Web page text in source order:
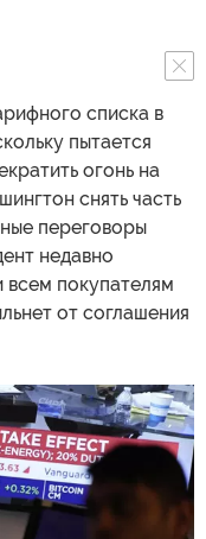
списка в
пытается
огонь на
снять часть
переговоры
недавно
покупателям
от соглашения